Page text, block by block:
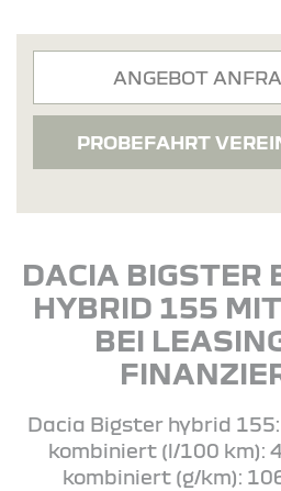
ANGEBOT
PROBEFAHRT
DACIA BIGSTER
HYBRID 155
BEI
Dacia Bigster hybrid
kombiniert (l/100 km):
kombiniert (g/km):